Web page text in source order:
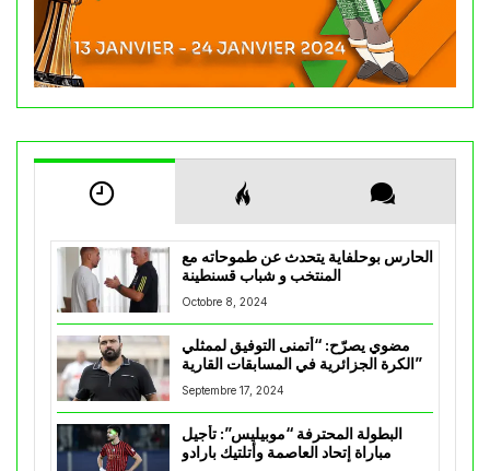
الحارس بوحلفاية يتحدث عن طموحاته مع
المنتخب و شباب قسنطينة
Octobre 8, 2024
مضوي يصرّح: “أتمنى التوفيق لممثلي
الكرة الجزائرية في المسابقات القارية”
Septembre 17, 2024
البطولة المحترفة “موبيليس”: تأجيل
مباراة إتحاد العاصمة وأتلتيك بارادو